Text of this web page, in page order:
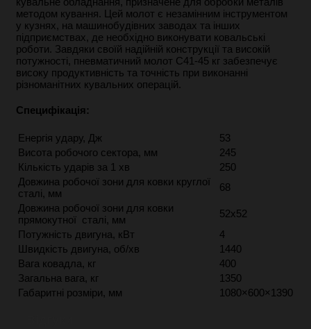
методом кування. Цей молот є незамінним інструментом
у кузнях, на машинобудівних заводах та інших
підприємствах, де необхідно виконувати ковальські
роботи. Завдяки своїй надійній конструкції та високій
потужності, пневматичний молот С41-45 кг забезпечує
високу продуктивність та точність при виконанні
різноманітних кувальних операцій.
Специфікація:
Енергія удару, Дж
53
Висота робочого сектора, мм
245
Кількість ударів за 1 хв
250
Довжина робочої зони для ковки круглої
сталі, мм
68
Довжина робочої зони для ковки
прямокутної сталі, мм
52х52
Потужність двигуна, кВт
4
Швидкість двигуна, об/хв
1440
Вага ковадла, кг
400
Загальна вага, кг
1350
Габаритні розміри, мм
1080×600×1390